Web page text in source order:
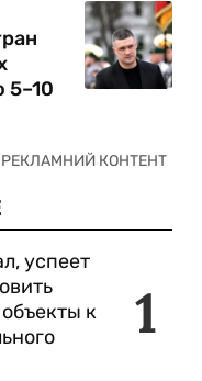
5–10
1
успеет
к